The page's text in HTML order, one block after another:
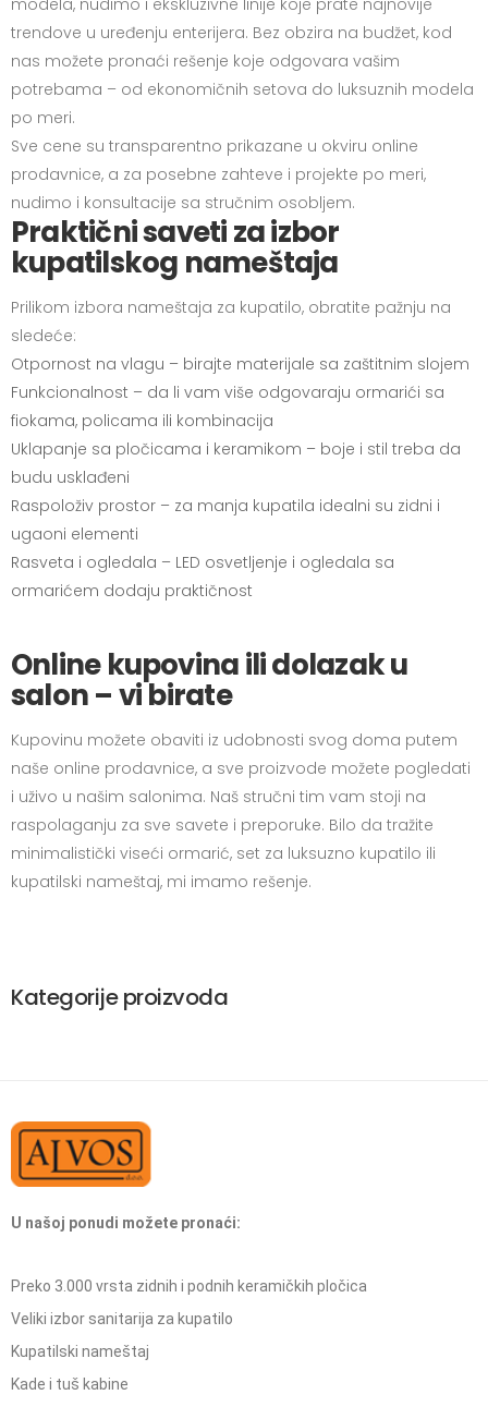
modela, nudimo i ekskluzivne linije koje prate najnovije
trendove u uređenju enterijera. Bez obzira na budžet, kod
nas možete pronaći rešenje koje odgovara vašim
potrebama – od ekonomičnih setova do luksuznih modela
po meri.
Sve cene su transparentno prikazane u okviru online
prodavnice, a za posebne zahteve i projekte po meri,
nudimo i konsultacije sa stručnim osobljem.
Praktični saveti za izbor
kupatilskog nameštaja
Prilikom izbora nameštaja za kupatilo, obratite pažnju na
sledeće:
Otpornost na vlagu – birajte materijale sa zaštitnim slojem
Funkcionalnost – da li vam više odgovaraju ormarići sa
fiokama, policama ili kombinacija
Uklapanje sa pločicama i keramikom – boje i stil treba da
budu usklađeni
Raspoloživ prostor – za manja kupatila idealni su zidni i
ugaoni elementi
Rasveta i ogledala – LED osvetljenje i ogledala sa
ormarićem dodaju praktičnost
Online kupovina ili dolazak u
salon – vi birate
Kupovinu možete obaviti iz udobnosti svog doma putem
naše online prodavnice, a sve proizvode možete pogledati
i uživo u našim salonima. Naš stručni tim vam stoji na
raspolaganju za sve savete i preporuke. Bilo da tražite
minimalistički viseći ormarić, set za luksuzno kupatilo ili
kupatilski nameštaj, mi imamo rešenje.
Kategorije proizvoda
U našoj ponudi možete pronaći:
Preko 3.000 vrsta zidnih i podnih keramičkih pločica
Veliki izbor sanitarija za kupatilo
Kupatilski nameštaj
Kade i tuš kabine